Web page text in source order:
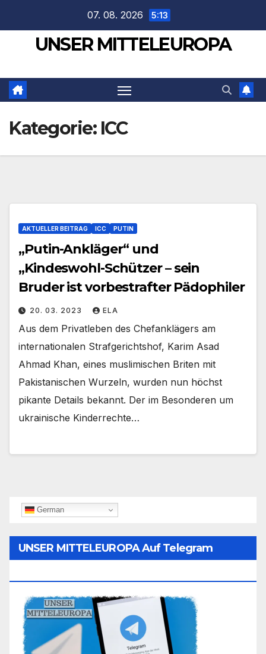
springen
07. 08. 2026 5:13
UNSER MITTELEUROPA
Kategorie: ICC
AKTUELLER BEITRAG ICC PUTIN
„Putin-Ankläger“ und
„Kindeswohl-Schützer – sein
Bruder ist vorbestrafter Pädophiler
20. 03. 2023 ELA
Aus dem Privatleben des Chefanklägers am
internationalen Strafgerichtshof, Karim Asad
Ahmad Khan, eines muslimischen Briten mit
Pakistanischen Wurzeln, wurden nun höchst
pikante Details bekannt. Der im Besonderen um
ukrainische Kinderrechte…
German
UNSER MITTELEUROPA Auf Telegram